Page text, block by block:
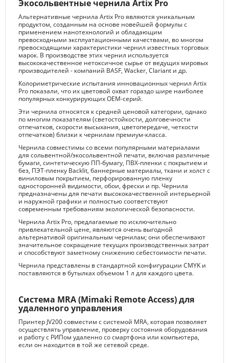
Экосольвентные чернила Artix Pro
Альтернативные чернила Artix Pro являются уникальным
продуктом, созданным на основе новейшей формулы с
применением нанотехнологий и обладающим
превосходными эксплуатационными качествами, во многом
превосходящими характеристики чернил известных торговых
марок. В производстве этих чернил используется
высококачественное нетоксичное сырье от ведущих мировых
производителей - компаний BASF, Wacker, Clariant и др.
Колориметрические испытания инновационных чернил Artix
Pro показали, что их цветовой охват гораздо шире наиболее
популярных конкурирующих OEM-серий.
Эти чернила относятся к средней ценовой категории, однако
по многим показателям (светостойкости, долговечности
отпечатков, скорости высыхания, цветопередаче, четкости
отпечатков) близки к чернилам премиум-класса.
Чернила совместимы со всеми популярными материалами
для сольвентной/экосольвентной печати, включая различные
бумаги, синтетическую ПП-бумагу, ПВХ-пленки с покрытием и
без, ПЭТ-пленку Backlit, баннерные материалы, ткани и холст с
виниловым покрытием, перфорированную пленку
односторонней видимости, обои, фрески и пр. Чернила
предназначены для печати высококачественной интерьерной
и наружной графики и полностью соответствуют
современным требованиям экологической безопасности.
Чернила Artix Pro, предлагаемые по исключительно
привлекательной цене, являются очень выгодной
альтернативой оригинальным чернилам; они обеспечивают
значительное сокращение текущих производственных затрат
и способствуют заметному снижению себестоимости печати.
Чернила представлены в стандартной конфигурации CMYK и
поставляются в бутылках объемом 1 л для каждого цвета.
Система MRA (Mimaki Remote Access) для
удаленного управления
Принтер JV200 совместим с системой MRA, которая позволяет
осуществлять управление, проверку состояния оборудования
и работу с РИПом удаленно со смартфона или компьютера,
если он находится в той же сетевой среде.